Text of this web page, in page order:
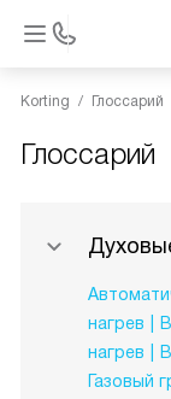
Korting Глоссарий
Глоссарий
нагрев
нагрев
Газовый